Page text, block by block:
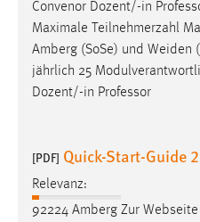
Convenor Dozent/-in
Maximale Teilnehmerzahl
Amberg (SoSe) und Weiden
jährlich 25
Dozent/-in Professor
[PDF] Quick-Start-Guide
Relevanz:
92224 Amberg Zur Webseite